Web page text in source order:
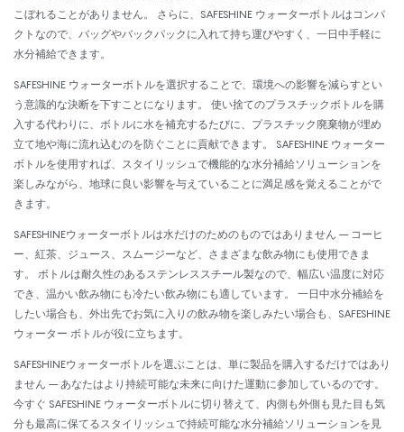
こぼれることがありません。 さらに、SAFESHINE ウォーターボトルはコンパ
クトなので、バッグやバックパックに入れて持ち運びやすく、一日中手軽に
水分補給できます。
SAFESHINE ウォーターボトルを選択することで、環境への影響を減らすとい
う意識的な決断を下すことになります。 使い捨てのプラスチックボトルを購
入する代わりに、ボトルに水を補充するたびに、プラスチック廃棄物が埋め
立て地や海に流れ込むのを防ぐことに貢献できます。 SAFESHINE ウォーター
ボトルを使用すれば、スタイリッシュで機能的な水分補給ソリューションを
楽しみながら、地球に良い影響を与えていることに満足感を覚えることがで
きます。
SAFESHINEウォーターボトルは水だけのためのものではありません – コーヒ
ー、紅茶、ジュース、スムージーなど、さまざまな飲み物にも使用できま
す。 ボトルは耐久性のあるステンレススチール製なので、幅広い温度に対応
でき、温かい飲み物にも冷たい飲み物にも適しています。 一日中水分補給を
したい場合も、外出先でお気に入りの飲み物を楽しみたい場合も、SAFESHINE
ウォーター ボトルが役に立ちます。
SAFESHINEウォーターボトルを選ぶことは、単に製品を購入するだけではあり
ません – あなたはより持続可能な未来に向けた運動に参加しているのです。
今すぐ SAFESHINE ウォーターボトルに切り替えて、内側も外側も見た目も気
分も最高に保てるスタイリッシュで持続可能な水分補給ソリューションを見